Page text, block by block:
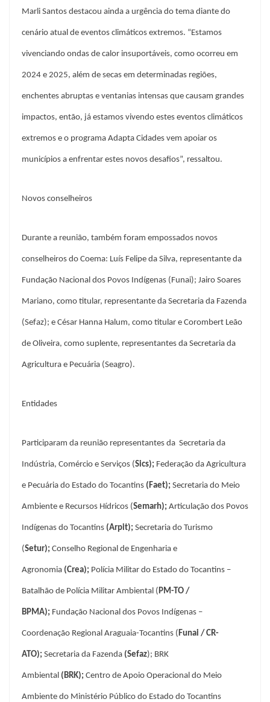
Marli Santos destacou ainda a urgência do tema diante do
cenário atual de eventos climáticos extremos. “Estamos
vivenciando ondas de calor insuportáveis, como ocorreu em
2024 e 2025, além de secas em determinadas regiões,
enchentes abruptas e ventanias intensas que causam grandes
impactos, então, já estamos vivendo estes eventos climáticos
extremos e o programa Adapta Cidades vem apoiar os
municípios a enfrentar estes novos desafios”, ressaltou.
Novos conselheiros
Durante a reunião, também foram empossados novos
conselheiros do Coema: Luís Felipe da Silva, representante da
Fundação Nacional dos Povos Indígenas (Funai); Jairo Soares
Mariano, como titular, representante da Secretaria da Fazenda
(Sefaz); e César Hanna Halum, como titular e Corombert Leão
de Oliveira, como suplente, representantes da Secretaria da
Agricultura e Pecuária (Seagro).
Entidades
Participaram da reunião representantes da Secretaria da
Indústria, Comércio e Serviços (Sics); Federação da Agricultura
e Pecuária do Estado do Tocantins (Faet); Secretaria do Meio
Ambiente e Recursos Hídricos (Semarh); Articulação dos Povos
Indígenas do Tocantins (Arpit); Secretaria do Turismo
(Setur); Conselho Regional de Engenharia e
Agronomia (Crea); Polícia Militar do Estado do Tocantins –
Batalhão de Polícia Militar Ambiental (PM-TO /
BPMA); Fundação Nacional dos Povos Indígenas –
Coordenação Regional Araguaia-Tocantins (Funai / CR-
ATO); Secretaria da Fazenda (Sefaz); BRK
Ambiental (BRK); Centro de Apoio Operacional do Meio
Ambiente do Ministério Público do Estado do Tocantins